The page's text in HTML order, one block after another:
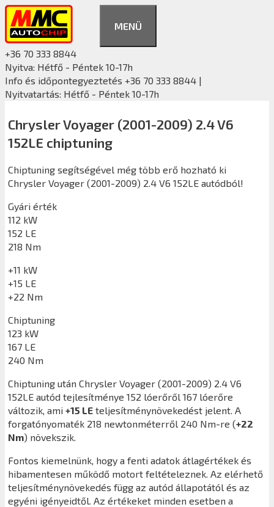
Kilépés
tartalomba
MENÜ
+36 70 333 8844
Nyitva: Hétfő - Péntek 10-17h
Info és időpontegyeztetés +36 70 333 8844 |
Nyitvatartás: Hétfő - Péntek 10-17h
Chrysler Voyager (2001-2009) 2.4 V6
152LE chiptuning
Chiptuning segítségével még több erő hozható ki
Chrysler Voyager (2001-2009) 2.4 V6 152LE autódból!
Gyári érték
112 kW
152 LE
218 Nm
+11 kW
+15 LE
+22 Nm
Chiptuning
123 kW
167 LE
240 Nm
Chiptuning után Chrysler Voyager (2001-2009) 2.4 V6
152LE autód tejlesítménye 152 lóerőről 167 lóerőre
változik, ami +15 LE teljesítménynövekedést jelent. A
forgatónyomaték 218 newtonméterről 240 Nm-re (+22
Nm) növekszik.
Fontos kiemelnünk, hogy a fenti adatok átlagértékek és
hibamentesen működő motort feltételeznek. Az elérhető
teljesítménynövekedés függ az autód állapotától és az
egyéni igényeidtől. Az értékeket minden esetben a